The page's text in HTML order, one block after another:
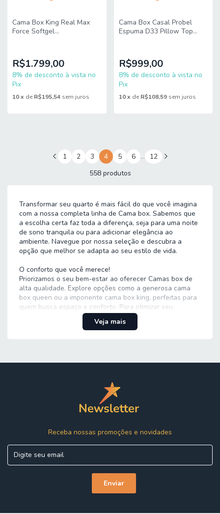
Cama Box King Real Max
Force Softgel
R$1.799,00
8% de desconto à vista no
Pix
10x de R$195,54 sem juros
Cama Box Casal Probel
Espuma D33 Pillow Top
R$999,00
8% de desconto à vista no
Pix
10 x de R$108,59 sem juros
1 2 3 4 5 6 …
12
558 produtos
Transformar seu quarto é mais fácil do que você imagina
com a nossa completa linha de Cama box. Sabemos que
a escolha certa faz toda a diferença, seja para uma noite
de sono tranquila ou para adicionar elegância ao
ambiente. Navegue por nossa seleção e descubra a
opção que melhor se adapta ao seu estilo de vida.
O conforto que você merece!
Priorizamos o seu bem-estar ao oferecer Camas box de
alta qualidade. Explore opções como a generosa cama
box queen ou a imponente cama box king, perfeitas para
quem busca espaço e conforto. Para otimizar seu
ambiente sem perder o aconchego, a cama box com baú
é uma solução inteligente. E se você já tem o colchão
Mais Organização com soluções Inteligentes:
Nossas Cama box com baú são a resposta! Ela é perfeita
para manter seu quarto organizado, oferecendo espaço
para guardar roupas de cama, toalhas ou o que mais
você precisar, de forma discreta e acessível. Essa
escolha ainda mais vantajosa.
Variedade de tamanhos e modelos:
Seja para um casal que busca uma cama grande para
mais espaço, ou para jovens e crianças que precisam de
uma cama box de solteiro, nossa variedade atende a
todas as necessidades. Cada modelo é desenvolvido
pensando na durabilidade e no seu conforto, garantindo
Veja mais
Receba nossas promoções e novidades